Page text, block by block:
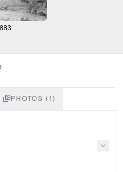
PHOTOS (1)